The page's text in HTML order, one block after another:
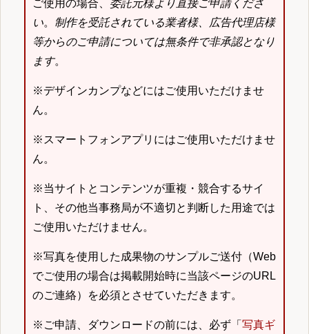
ご使用の場合、 委託元様より直接ご申請くださ
い。 制作を受託されている業者様、広告代理店様
等からのご申請については無条件で非承認となり
ます。
※デザインカンプなどにはご使用いただけませ
ん。
※スマートフォンアプリにはご使用いただけませ
ん。
※当サイトとコンテンツが重複・競合するサイ
ト、その他当事務局が不適切と判断した用途では
ご使用いただけません。
※写真を使用した成果物のサンプルご送付（Web
でご使用の場合は掲載開始時に当該ページのURL
のご連絡）を必須とさせていただきます。
※ご申請、ダウンロードの前には、必ず「 写真ギ